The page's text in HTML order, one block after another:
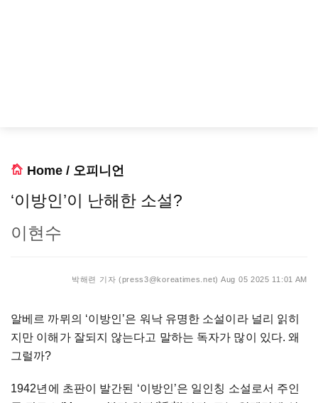
Home / 오피니언
‘이방인’이 난해한 소설?
이현수
박해련 기자 (press3@koreatimes.net) Aug 05 2025 11:01 AM
알베르 까뮈의 ‘이방인’은 워낙 유명한 소설이라 널리 읽히
지만 이해가 잘되지 않는다고 말하는 독자가 많이 있다. 왜
그럴까?
1942년에 초판이 발간된 ‘이방인’은 일인칭 소설로서 주인